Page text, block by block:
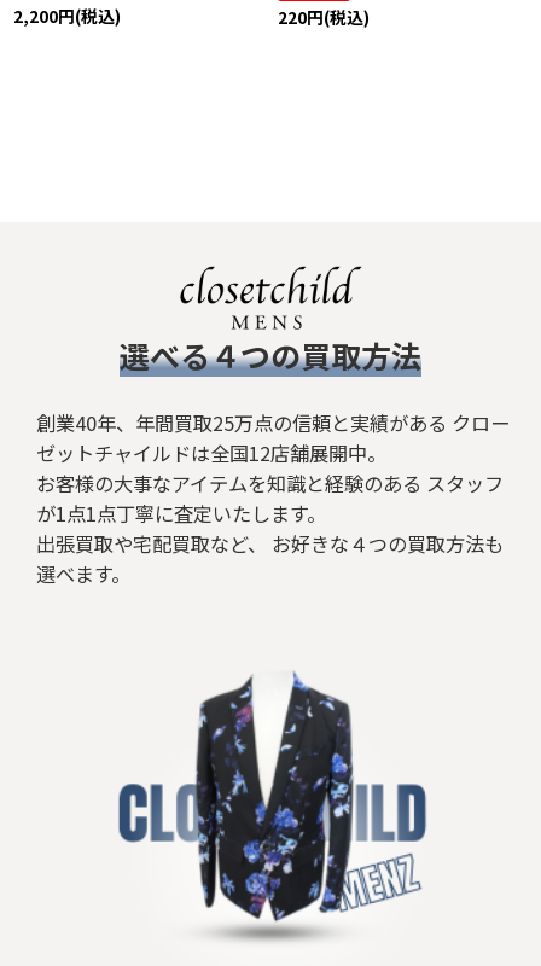
2,200円(税込) 220円(税込)
​選べる４つの買取方法
創業40年、年間買取25万点の信頼と実績がある クロー
ゼットチャイルドは全国12店舗展開中。
お客様の大事なアイテムを知識と経験のある スタッフ
が1点1点丁寧に査定いたします。
出張買取や宅配買取など、 お好きな４つの買取方法も
選べます。